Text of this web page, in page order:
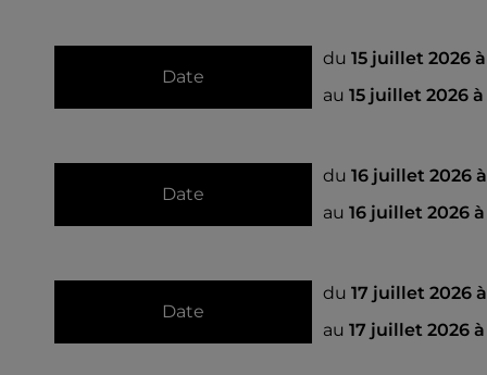
Date
du15 juillet 2026
au15 juillet 2026 à
Date
du16 juillet 2026
au16 juillet 2026
Date
du17 juillet 2026
au17 juillet 2026